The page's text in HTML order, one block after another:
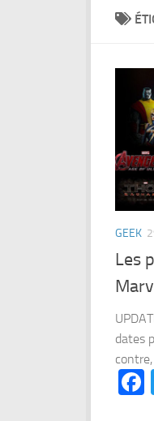
GEEK
Les
dates